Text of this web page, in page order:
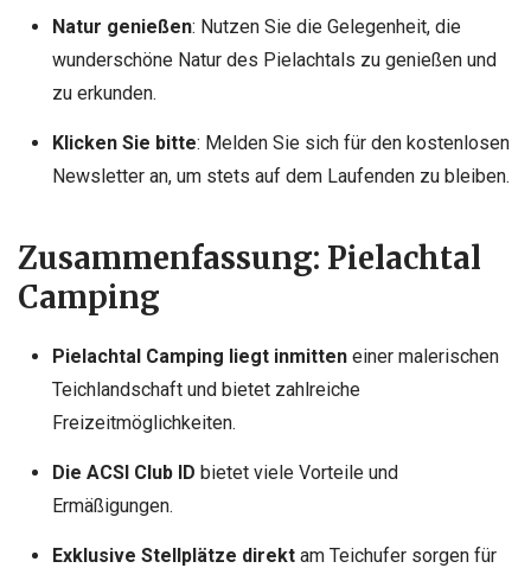
Natur genießen: Nutzen Sie die Gelegenheit, die
wunderschöne Natur des Pielachtals zu genießen und
zu erkunden.
Klicken Sie bitte: Melden Sie sich für den kostenlosen
Newsletter an, um stets auf dem Laufenden zu bleiben.
Zusammenfassung: Pielachtal
Camping
Pielachtal Camping liegt inmitteneiner malerischen
Teichlandschaft und bietet zahlreiche
Freizeitmöglichkeiten.
Die ACSI Club ID bietet viele Vorteile und
Ermäßigungen.
Exklusive Stellplätze direktam Teichufer sorgen für